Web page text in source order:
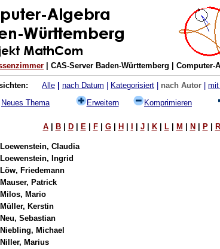
| CAS-Server Baden-Württemberg | Computer-
Alle nach Datum Kategorisiert nach Autor
mit
Neues Thema
Erweitern Komprimieren
A| B| D| E| F| G| H J| K| L| M N P| R
Loewenstein, Claudia
Loewenstein, Ingrid
Löw, Friedemann
Mauser, Patrick
Milos, Mario
Müller, Kerstin
Neu, Sebastian
Niebling, Michael
Niller, Marius